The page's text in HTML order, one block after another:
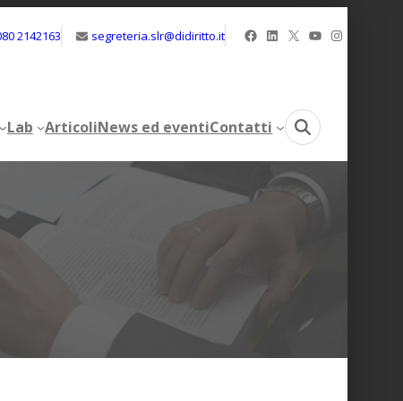
2142163 segreteria.slr@didiritto.it Facebook
LinkedIn
X YouTube
Instagram
Lab ArticoliNews ed eventiContatti